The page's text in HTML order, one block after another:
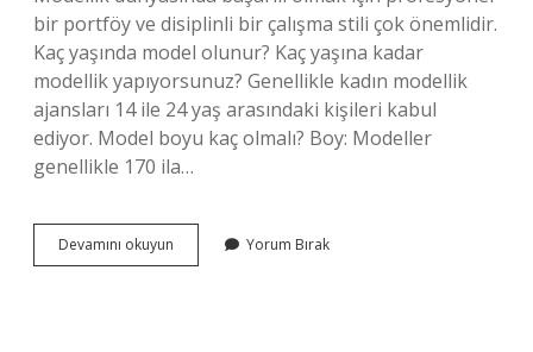
bir portföy ve disiplinli bir çalışma stili çok önemlidir.
Kaç yaşında model olunur? Kaç yaşına kadar
modellik yapıyorsunuz? Genellikle kadın modellik
ajansları 14 ile 24 yaş arasındaki kişileri kabul
ediyor. Model boyu kaç olmalı? Boy: Modeller
genellikle 170 ila…
Devamını okuyun
Olmak
Yorum Bırak